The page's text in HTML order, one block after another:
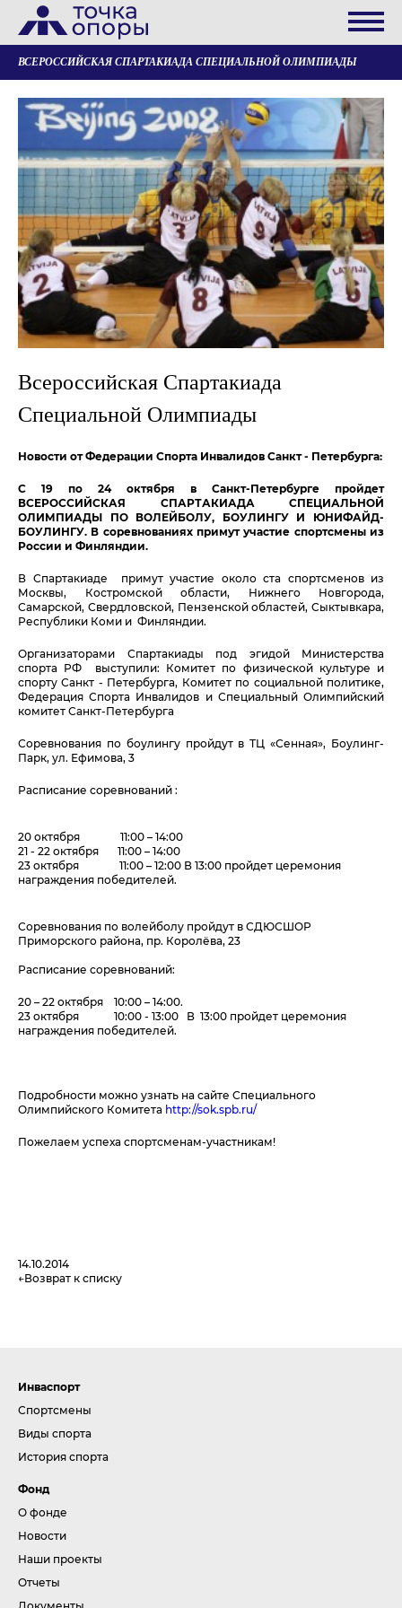
ВСЕРОССИЙСКАЯ СПАРТАКИАДА СПЕЦИАЛЬНОЙ ОЛИМПИАДЫ
Всероссийская Спартакиада
Специальной Олимпиады
Новости от Федерации Спорта Инвалидов Санкт - Петербурга:
С 19 по 24 октября в Санкт-Петербурге пройдет
ВСЕРОССИЙСКАЯ СПАРТАКИАДА СПЕЦИАЛЬНОЙ
ОЛИМПИАДЫ ПО ВОЛЕЙБОЛУ, БОУЛИНГУ И ЮНИФАЙД-
БОУЛИНГУ. В соревнованиях примут участие спортсмены из
России и Финляндии.
В Спартакиаде примут участие около ста спортсменов из
Москвы, Костромской области, Нижнего Новгорода,
Самарской, Свердловской, Пензенской областей, Сыктывкара,
Республики Коми и Финляндии.
Организаторами Спартакиады под эгидой Министерства
спорта РФ выступили: Комитет по физической культуре и
спорту Санкт - Петербурга, Комитет по социальной политике,
Федерация Спорта Инвалидов и Специальный Олимпийский
комитет Санкт-Петербурга
Соревнования по боулингу пройдут в ТЦ «Сенная», Боулинг-
Парк, ул. Ефимова, 3
Расписание соревнований :
20 октября 11:00 – 14:00
21 - 22 октября 11:00 – 14:00
23 октября 11:00 – 12:00 В13:00 пройдет церемония
награждения победителей.
Соревнования по волейболу пройдут в СДЮСШОР
Приморского района, пр. Королёва, 23
Расписание соревнований:
20 – 22 октября 10:00 – 14:00.
23 октября 10:00 - 13:00 В 13:00 пройдет церемония
награждения победителей.
Подробности можно узнать на сайте Специального
Олимпийского Комитета http://sok.spb.ru/
Пожелаем успеха спортсменам-участникам!
14.10.2014
Возврат к списку
Инваспорт
Спортсмены
Виды спорта
История спорта
Фонд
О фонде
Новости
Наши проекты
Отчеты
Документы